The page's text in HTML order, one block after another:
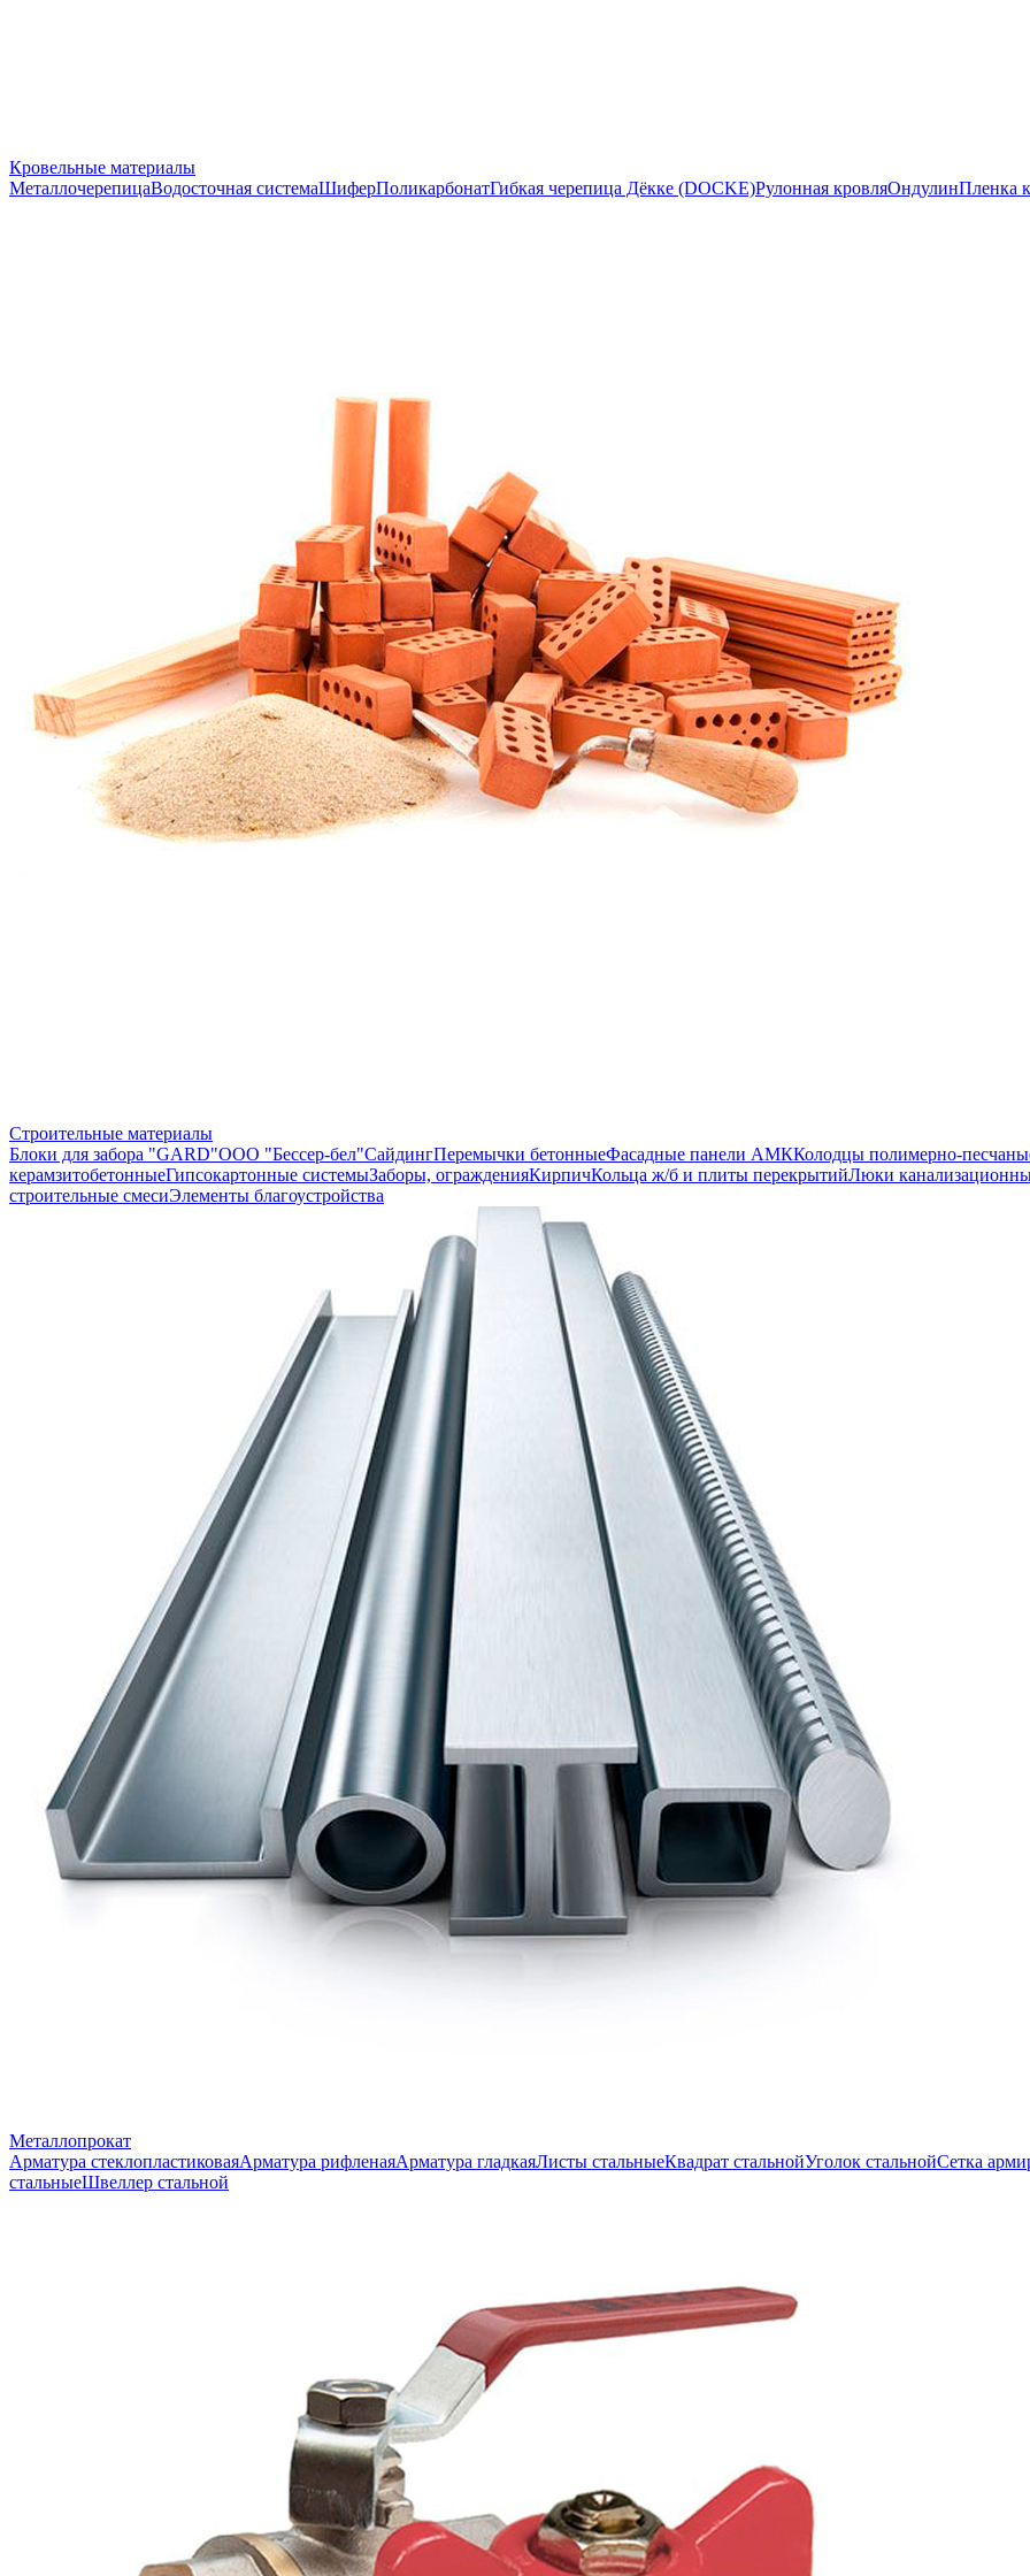
Кровельные материалы
МеталлочерепицаВодосточная системаШиферПоликарбонатГибкая черепица Дёкке (DOCKE)Рулонная кровляОндулинПленка
Строительные материалы
Блоки для забора "GARD"ООО "Бессер-бел"СайдингПеремычки бетонныеФасадные панели АМККолодцы полимерно-
керамзитобетонныеГипсокартонные системыЗаборы, огражденияКирпичКольца ж/б и плиты перекрытийЛюки
строительные смесиЭлементы благоустройства
Металлопрокат
Арматура стеклопластиковаяАрматура рифленаяАрматура гладкаяЛисты стальныеКвадрат стальнойУголок стальнойСетка
стальныеШвеллер стальной